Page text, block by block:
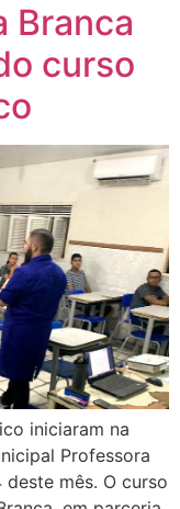
Branca
curso
iniciaram na
Professora
mês. O curso